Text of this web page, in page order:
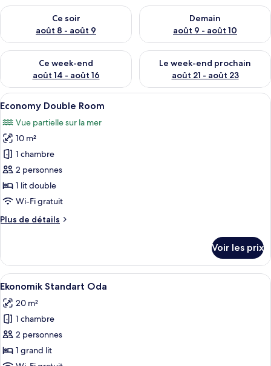
Ce soir
août 8 - août 9
Vérifier la disponibilité pour ce soir août 8 - août 9
Demain
août 9 - août 10
Vérifier la disponibilité pour
Ce week-end
août 14 - août 16
Vérifier la disponibilité pour ce week-end août 14 - août 16
Le week-end prochain
août 21 - août 23
Vérifier la disponibilité pour
Afficher
toutes
les
photos
pour
ce
type
de
chambre :
Economy
Economy Double Room | Literie de
10
Economy Double Room
Vue partielle sur la mer
10 m²
1 chambre
2 personnes
1 lit double
Wi-Fi gratuit
Plus de détails
Plus
le
type
de
Economy
Double
Room
Voir les prix
Afficher
toutes
les
photos
pour
ce
Ekonomik Standart Oda | Literie de
7
Ekonomik Standart Oda
20 m²
1 chambre
2 personnes
1 grand lit